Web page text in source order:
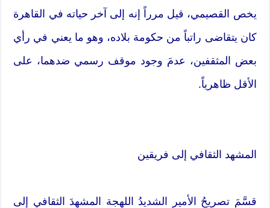
يخص القصيمي، قيل مرراً إنه إلى آخر حياته في القاهرة
كان يتقاضى راتباً من حكومة بلاده، وهو ما يعني في رأي
بعض المثقفين، عدمَ وجود موقف رسمي ضدهما، على
الأقل ظاهرياً.
المشهد الثقافي إلى فريقين
قسَّمَ تصريحُ الأمير الشديدُ اللهجة المشهدَ الثقافي إلى